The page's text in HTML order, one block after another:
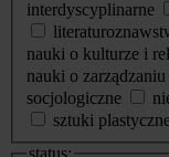
interdyscyplinarne
nauki o kulturze i
nauki o
socjologiczne
sztuki
status: